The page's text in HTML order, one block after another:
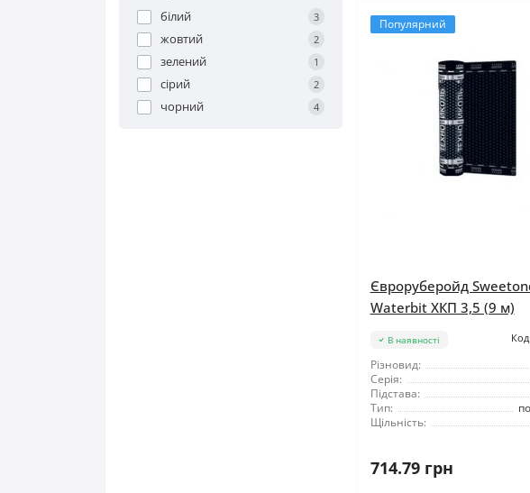
білий 3
жовтий 2
зелений 1
сірий 2
чорний 4
Популярний
Євроруберойд
Waterbit ХКП 3,5 (9 м)
В наявності
Різновид:
Серія:
Підстава:
Тип:
Щільність:
714.79 грн